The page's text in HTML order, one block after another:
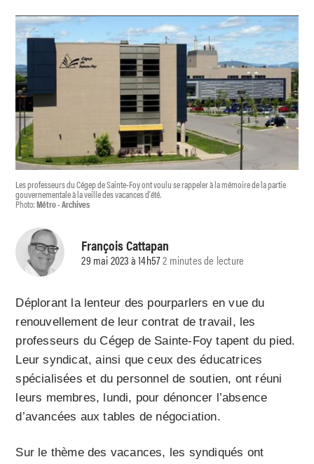
Les professeurs du Cégep de Sainte-Foy ont voulu se rappeler à la mémoire de la partie
gouvernementale à la veille des vacances d'été.
Photo:Métro - Archives
François Cattapan
29 mai 2023 à 14h572 minutes de lecture
Déplorant la lenteur des pourparlers en vue du
renouvellement de leur contrat de travail, les
professeurs du Cégep de Sainte-Foy tapent du pied.
Leur syndicat, ainsi que ceux des éducatrices
spécialisées et du personnel de soutien, ont réuni
leurs membres, lundi, pour dénoncer l’absence
d’avancées aux tables de négociation.
Sur le thème des vacances, les syndiqués ont